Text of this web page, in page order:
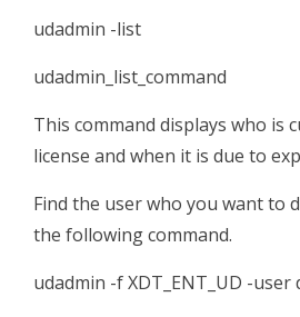
udadmin -list
udadmin_list_command
This command displays who is
license and when it is due to
Find the user who you want to
the following command.
udadmin -f XDT_ENT_UD -user